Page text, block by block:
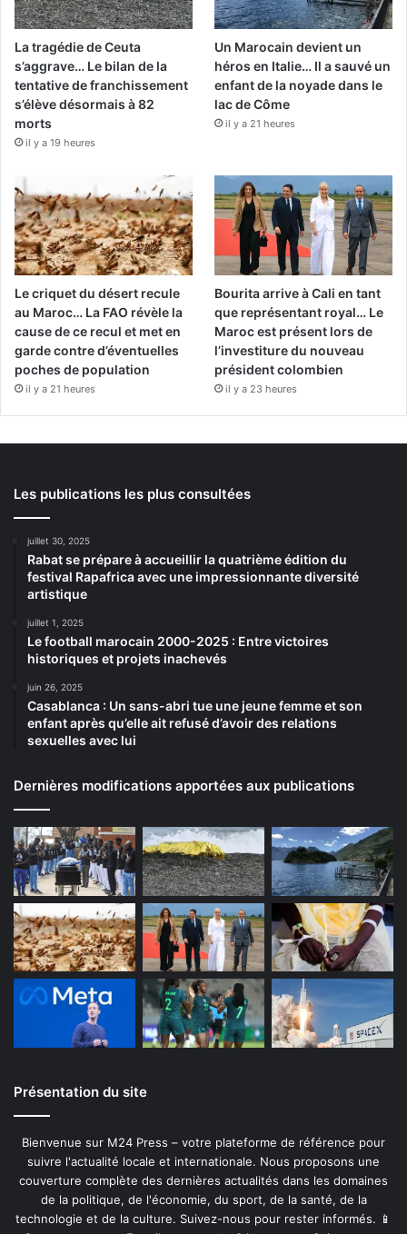
La tragédie de Ceuta
s’aggrave… Le bilan de la
tentative de franchissement
s’élève désormais à 82
morts
il y a 19 heures
Un Marocain devient un
héros en Italie… Il a sauvé un
enfant de la noyade dans le
lac de Côme
il y a 21 heures
Le criquet du désert recule
au Maroc… La FAO révèle la
cause de ce recul et met en
garde contre d’éventuelles
poches de population
il y a 21 heures
Bourita arrive à Cali en tant
que représentant royal… Le
Maroc est présent lors de
l’investiture du nouveau
président colombien
il y a 23 heures
Les publications les plus consultées
juillet 30, 2025
Rabat se prépare à accueillir la quatrième édition du
festival Rapafrica avec une impressionnante diversité
artistique
juillet 1, 2025
Le football marocain 2000-2025 : Entre victoires
historiques et projets inachevés
juin 26, 2025
Casablanca : Un sans-abri tue une jeune femme et son
enfant après qu’elle ait refusé d’avoir des relations
sexuelles avec lui
Dernières modifications apportées aux publications
Présentation du site
Bienvenue sur M24 Press – votre plateforme de référence pour
suivre l'actualité locale et internationale. Nous proposons une
couverture complète des dernières actualités dans les domaines
de la politique, de l'économie, du sport, de la santé, de la
technologie et de la culture. Suivez-nous pour rester informés. 📱